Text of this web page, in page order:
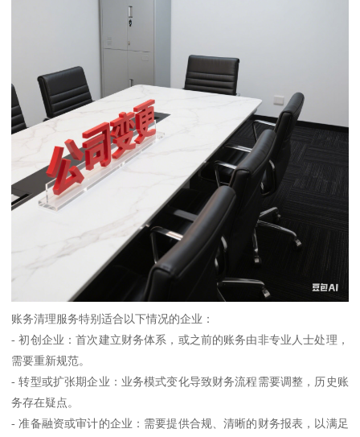
账务清理服务特别适合以下情况的企业：
- 初创企业：首次建立财务体系，或之前的账务由非专业人士处理，
需要重新规范。
- 转型或扩张期企业：业务模式变化导致财务流程需要调整，历史账
务存在疑点。
- 准备融资或审计的企业：需要提供合规、清晰的财务报表，以满足